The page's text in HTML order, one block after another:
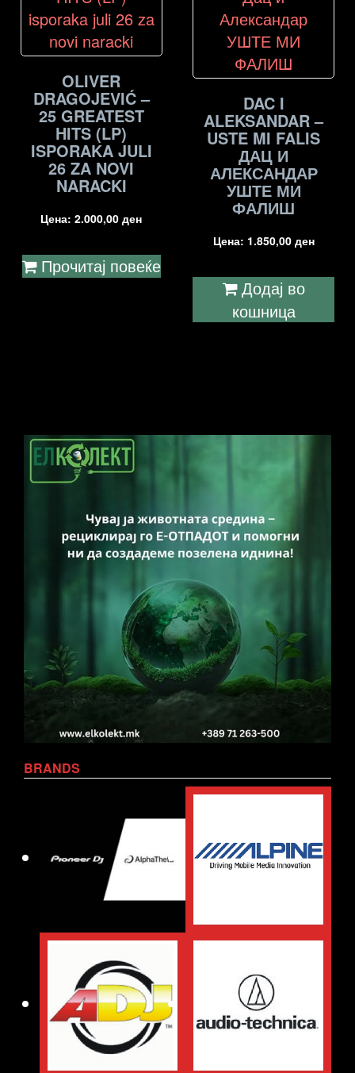
OLIVER
DRAGOJEVIĆ –
25 GREATEST
HITS (LP)
ISPORAKA JULI
26 ZA NOVI
NARACKI
Цена:2.000,00ден
Прочитај повеќе
DAC I
ALEKSANDAR –
USTE MI FALIS
ДАЦ И
АЛЕКСАНДАР
УШТЕ МИ
ФАЛИШ
Цена: 1.850,00 ден
Додај во
кошница
BRANDS